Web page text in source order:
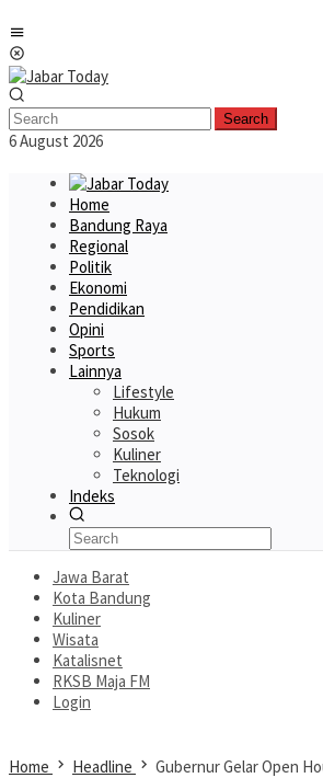
to
content
Search
6 August 2026
Home
Bandung Raya
Regional
Politik
Ekonomi
Pendidikan
Opini
Sports
Lainnya
Lifestyle
Hukum
Sosok
Kuliner
Teknologi
Indeks
Jawa Barat
Kota Bandung
Kuliner
Wisata
Katalisnet
RKSB Maja FM
Login
Home Headline Gubernur Gelar Open